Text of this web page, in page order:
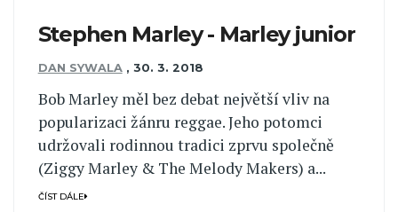
Stephen Marley - Marley junior
DAN SYWALA , 30. 3. 2018
Bob Marley měl bez debat největší vliv na
popularizaci žánru reggae. Jeho potomci
udržovali rodinnou tradici zprvu společně
(Ziggy Marley & The Melody Makers) a...
ČÍST DÁLE